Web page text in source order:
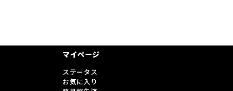
マイページ
ステータス
お気に入り